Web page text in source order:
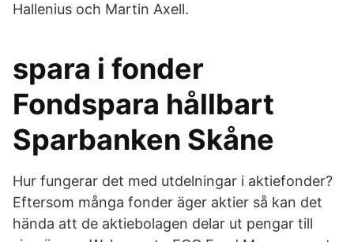
Hallenius och Martin Axell.
spara i fonder
Fondspara hållbart
Sparbanken Skåne
Hur fungerar det med utdelningar i aktiefonder?
Eftersom många fonder äger aktier så kan det
hända att de aktiebolagen delar ut pengar till